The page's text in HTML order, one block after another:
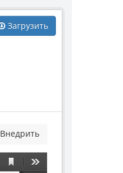
Загрузить
Внедрить